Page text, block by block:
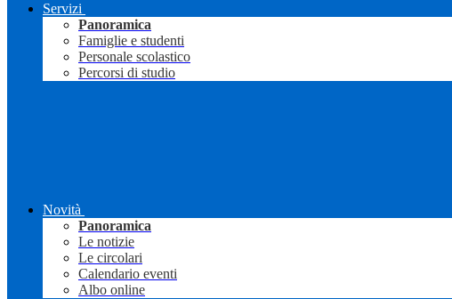
Servizi
Panoramica
Famiglie e studenti
Personale scolastico
Percorsi di studio
Novità
Panoramica
Le notizie
Le circolari
Calendario eventi
Albo online